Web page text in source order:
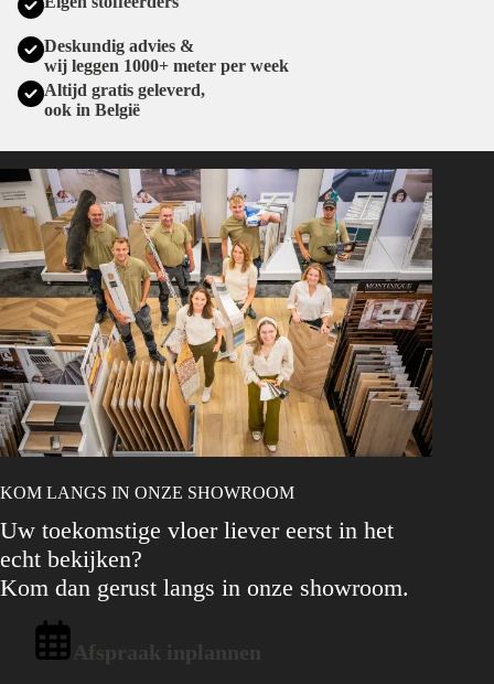
Deskundig advies &
wij leggen 1000+ meter per week
Altijd gratis geleverd,
ook in België
KOM LANGS IN ONZE SHOWROOM
Uw toekomstige vloer liever eerst in het
echt bekijken?
Kom dan gerust langs in onze showroom.
Afspraak inplannen